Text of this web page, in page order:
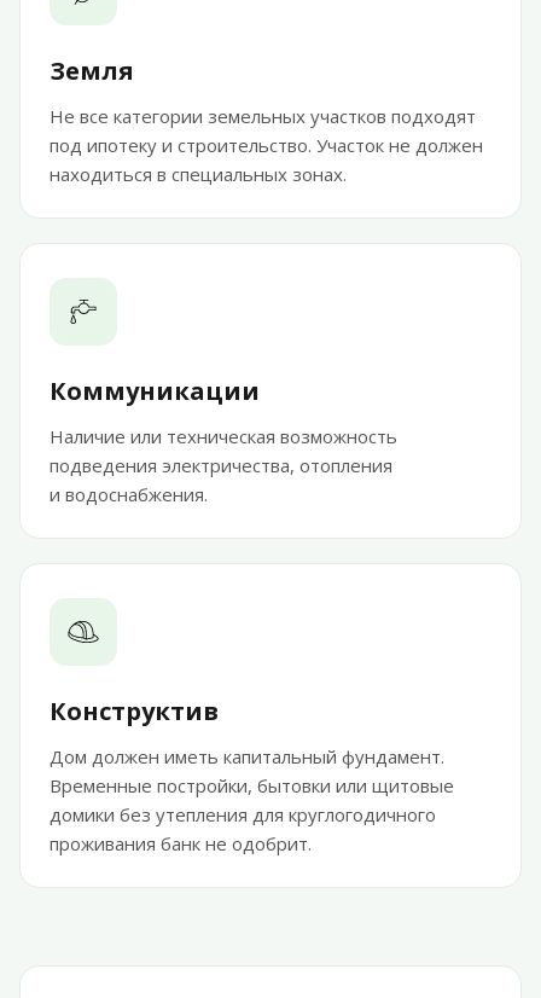
Земля
Не все категории земельных участков подходят
под ипотеку и строительство. Участок не должен
находиться в специальных зонах.
Коммуникации
Наличие или техническая возможность
подведения электричества, отопления
и водоснабжения.
Конструктив
Дом должен иметь капитальный фундамент.
Временные постройки, бытовки или щитовые
домики без утепления для круглогодичного
проживания банк не одобрит.